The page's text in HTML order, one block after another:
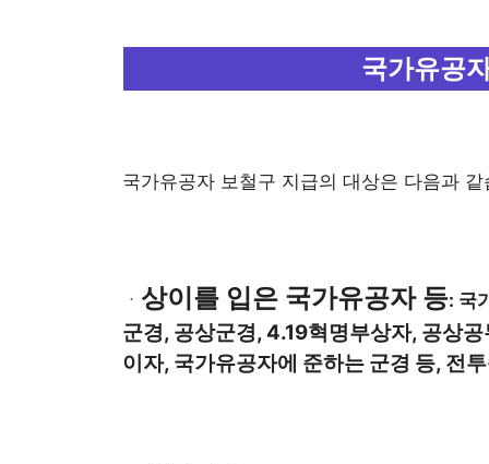
국가유공
국가유공자 보철구 지급의 대상은 다음과 같
ㆍ 상이를 입은 국가유공자 등: 국
군경, 공상군경, 4.19혁명부상자, 공상
이자, 국가유공자에 준하는 군경 등, 전